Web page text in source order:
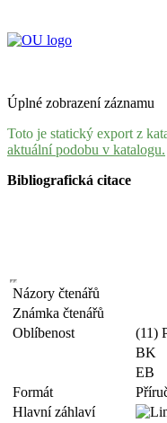
Úplné zobrazení záznamu
Toto je statický export z
aktuální podobu v katalogu.
Bibliografická citace
Názory čtenářů
Známka čtenářů
Oblíbenost
(11)
BK
EB
Formát
Hlavní záhlaví